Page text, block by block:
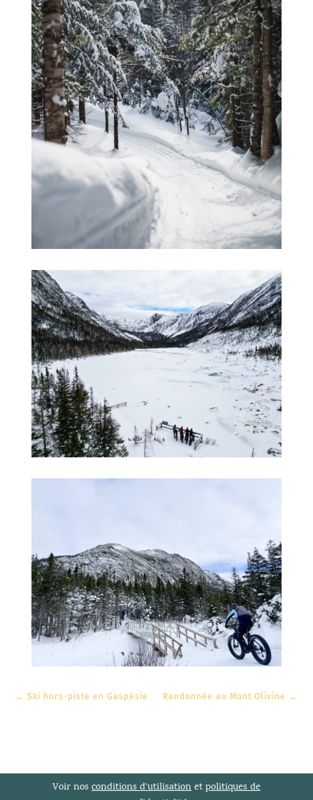
←Ski hors-piste en Gaspésie Randonnée au Mont Olivine →
Voir nosconditions d’utilisationetpolitiques de